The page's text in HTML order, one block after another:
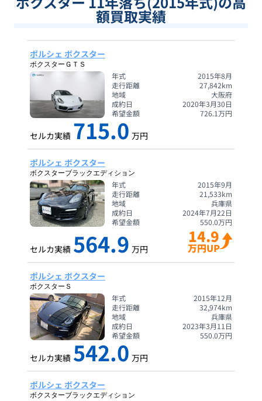
額買取実績
ポルシェ ボクスター
ボクスターＧＴＳ
年式
2015年8月
走行距離
27,842km
地域
大阪府
成約日
2020年3月30日
希望金額
726.1万円
セルカ実績 715.0 万円
ポルシェ ボクスター
ボクスターブラックエディション
年式
2015年9月
走行距離
21,533km
地域
兵庫県
成約日
2024年7月22日
希望金額
550.0万円
セルカ実績 564.9 万円
14.9
万円UP
ポルシェ ボクスター
ボクスターＳ
年式
2015年12月
走行距離
32,974km
地域
兵庫県
成約日
2023年3月11日
希望金額
550.0万円
セルカ実績 542.0 万円
ポルシェ ボクスター
ボクスターブラックエディション